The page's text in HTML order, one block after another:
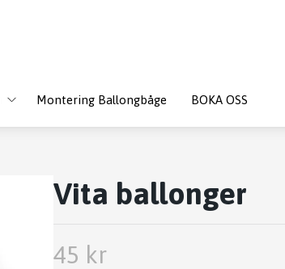
Montering Ballongbåge BOKA OSS
Vita ballonger
45 kr